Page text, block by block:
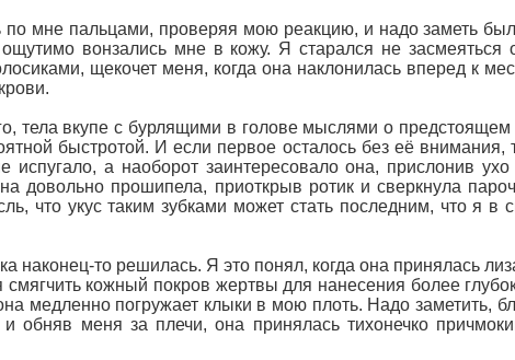
мне пальцами, проверяя мою реакцию, и надо заметь
вонзались мне в кожу. Я старался не засмеяться
щекочет меня, когда она наклонилась вперед к
тела вкупе с бурлящими в голове мыслями о предстоящем
быстротой. И если первое осталось без её внимания,
а наоборот заинтересовало она, прислонив ухо
довольно прошипела, приоткрыв ротик и сверкнула
что укус таким зубками может стать последним, что я в
наконец-то решилась. Я это понял, когда она принялась
кожный покров жертвы для нанесения более
медленно погружает клыки в мою плоть. Надо заметить,
обняв меня за плечи, она принялась тихонечко